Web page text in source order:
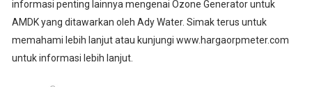
informasi penting lainnya mengenai Ozone Generator untuk
AMDK yang ditawarkan oleh Ady Water. Simak terus untuk
memahami lebih lanjut atau kunjungi www.hargaorpmeter.com
untuk informasi lebih lanjut.